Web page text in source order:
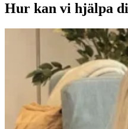
Hur kan vi hjälpa